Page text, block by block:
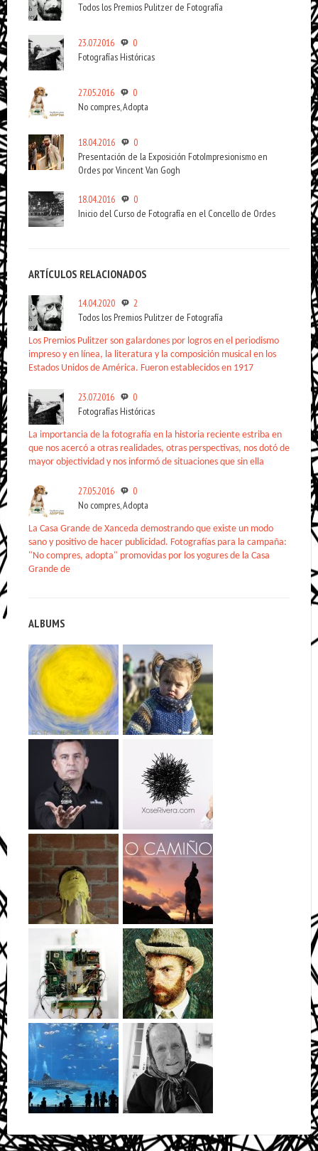
Todos los Premios Pulitzer de Fotografía
23.07.2016
0
Fotografías Históricas
27.05.2016
0
No compres, Adopta
18.04.2016
0
Presentación de la Exposición FotoImpresionismo en
Ordes por Vincent Van Gogh
18.04.2016
0
Inicio del Curso de Fotografía en el Concello de Ordes
ARTÍCULOS RELACIONADOS
14.04.2020
2
Todos los Premios Pulitzer de Fotografía
Los Premios Pulitzer son galardones por logros en el periodismo
impreso y en línea, la literatura y la composición musical en los
Estados Unidos de América. Fueron establecidos en 1917
23.07.2016
0
Fotografías Históricas
La importancia de la fotografía en la historia reciente estriba en
que nos acercó a otras realidades, otras perspectivas, nos dotó de
mayor objectividad y nos informó de situaciones que sin ella
27.05.2016
0
No compres, Adopta
La Casa Grande de Xanceda demostrando que existe un modo
sano y positivo de hacer publicidad. Fotografías para la campaña:
"No compres, adopta" promovidas por los yogures de la Casa
Grande de
ALBUMS